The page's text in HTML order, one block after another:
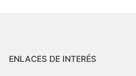
ENLACES DE INTERÉS